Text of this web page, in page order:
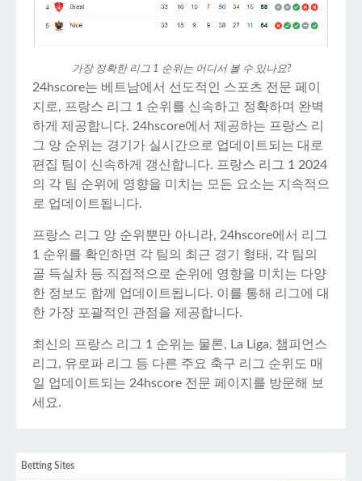
가장 정확한 리그 1 순위는 어디서 볼 수 있나요?
24hscore는 베트남에서 선도적인 스포츠 전문 페이
지로, 프랑스 리그 1 순위를 신속하고 정확하며 완벽
하게 제공합니다. 24hscore에서 제공하는 프랑스 리
그 앙 순위는 경기가 실시간으로 업데이트되는 대로
편집 팀이 신속하게 갱신합니다. 프랑스 리그 1 2024
의 각 팀 순위에 영향을 미치는 모든 요소는 지속적으
로 업데이트됩니다.
프랑스 리그 앙 순위뿐만 아니라, 24hscore에서 리그
1 순위를 확인하면 각 팀의 최근 경기 형태, 각 팀의
골 득실차 등 직접적으로 순위에 영향을 미치는 다양
한 정보도 함께 업데이트됩니다. 이를 통해 리그에 대
한 가장 포괄적인 관점을 제공합니다.
최신의 프랑스 리그 1 순위는 물론, La Liga, 챔피언스
리그, 유로파 리그 등 다른 주요 축구 리그 순위도 매
일 업데이트되는 24hscore 전문 페이지를 방문해 보
세요.
Betting Sites